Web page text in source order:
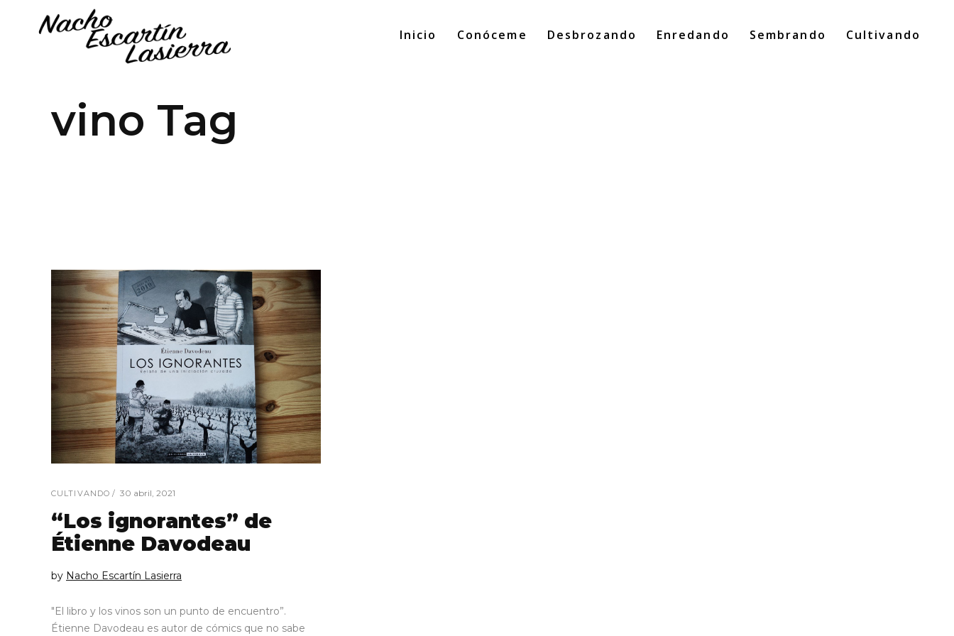
Inicio Conóceme Desbrozando Enredando Sembrando Cultivando
vino Tag
CULTIVANDO 30 abril, 2021
“Los ignorantes” de
Étienne Davodeau
by Nacho Escartín Lasierra
"El libro y los vinos son un punto de encuentro”.
Étienne Davodeau es autor de cómics que no sabe